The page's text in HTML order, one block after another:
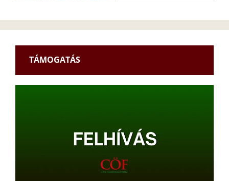
TÁMOGATÁS